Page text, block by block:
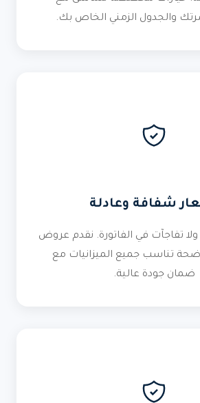
والجدول الزمني الخاص بك.
شفافة وعادلة
تفاجآت في الفاتورة. نقدم عروض
تناسب جميع الميزانيات مع
ضمان جودة عالية.